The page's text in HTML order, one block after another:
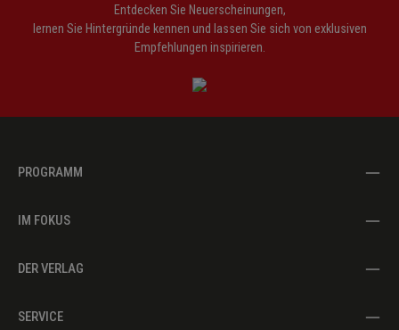
Entdecken Sie Neuerscheinungen,
lernen Sie Hintergründe kennen und lassen Sie sich von exklusiven
Empfehlungen inspirieren.
PROGRAMM
IM FOKUS
DER VERLAG
SERVICE